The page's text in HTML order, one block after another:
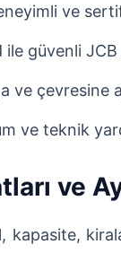
ve
ile güvenli
ve çevresine
ve teknik
ve
kapasite,